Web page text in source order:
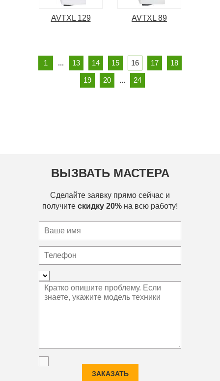
AVTXL 129 AVTXL 89
1 ... 13 14 15 16 17 18
19 20 ... 24
ВЫЗВАТЬ МАСТЕРА
Сделайте заявку прямо сейчас и
получите скидку 20% на всю работу!
ЗАКАЗАТЬ